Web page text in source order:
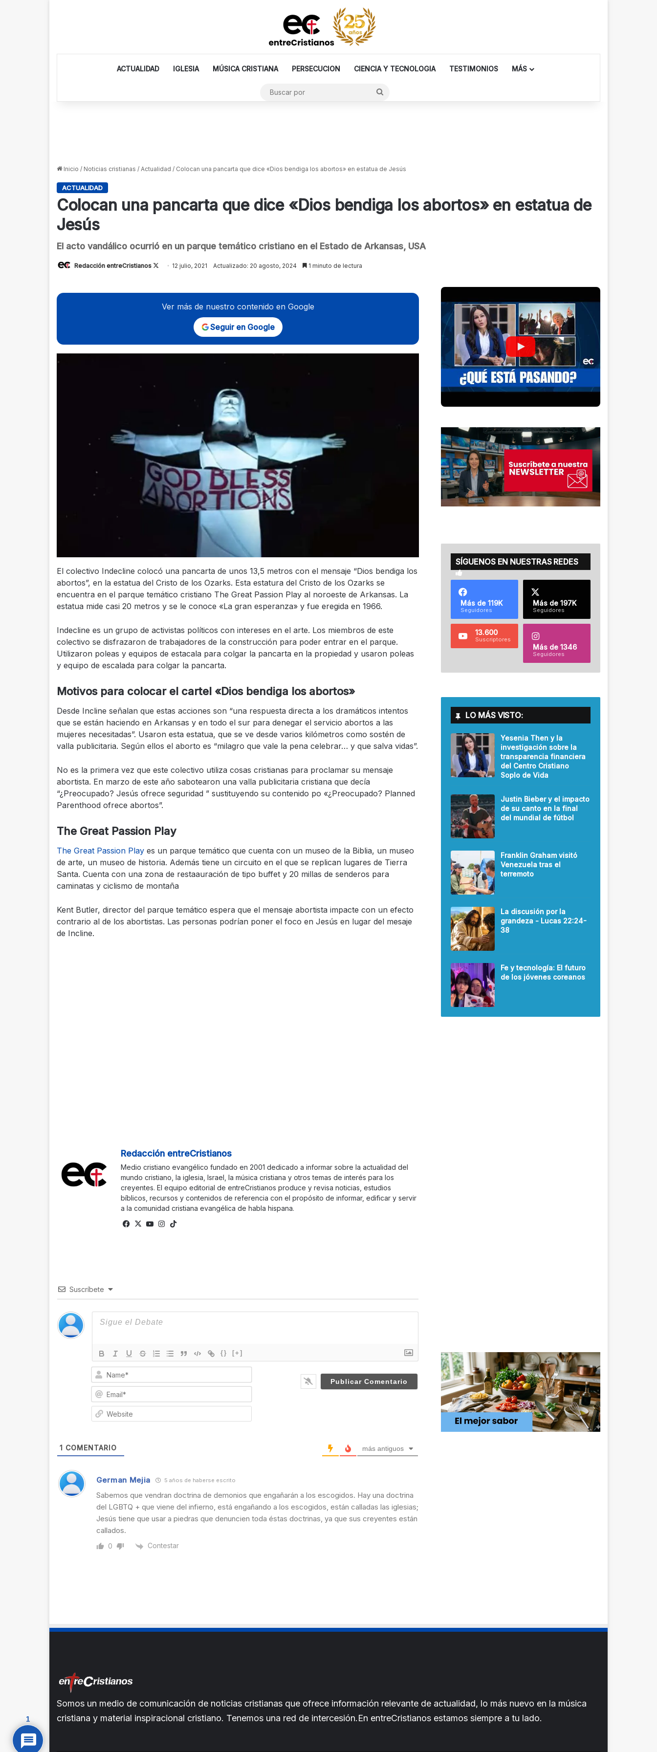
ACTUALIDAD IGLESIA MÚSICA CRISTIANA PERSECUCION CIENCIA Y TECNOLOGIA TESTIMONIOS MÁS
Inicio / Noticias cristianas / Actualidad / Colocan una pancarta que dice «Dios bendiga los abortos» en estatua de Jesús
ACTUALIDAD
Colocan una pancarta que dice «Dios bendiga los abortos» en estatua de
Jesús
El acto vandálico ocurrió en un parque temático cristiano en el Estado de Arkansas, USA
Redacción entreCristianos
Follow12 julio, 2021 Actualizado: 20 agosto, 2024 1 minuto de lectura
Ver más de nuestro contenido en Google
Seguir en Google
El colectivo Indecline colocó una pancarta de unos 13,5 metros con el mensaje “Dios bendiga los
abortos”, en la estatua del Cristo de los Ozarks. Esta estatura del Cristo de los Ozarks se
encuentra en el parque temático cristiano The Great Passion Play al noroeste de Arkansas. La
estatua mide casi 20 metros y se le conoce «La gran esperanza» y fue eregida en 1966.
Indecline es un grupo de activistas políticos con intereses en el arte. Los miembros de este
colectivo se disfrazaron de trabajadores de la construcción para poder entrar en el parque.
Utilizaron poleas y equipos de estacala para colgar la pancarta en la propiedad y usaron poleas
y equipo de escalada para colgar la pancarta.
Motivos para colocar el cartel «Dios bendiga los abortos»
Desde Incline señalan que estas acciones son “una respuesta directa a los dramáticos intentos
que se están haciendo en Arkansas y en todo el sur para denegar el servicio abortos a las
mujeres necesitadas”. Usaron esta estatua, que se ve desde varios kilómetros como sostén de
valla publicitaria. Según ellos el aborto es “milagro que vale la pena celebrar… y que salva vidas”.
No es la primera vez que este colectivo utiliza cosas cristianas para proclamar su mensaje
abortista. En marzo de este año sabotearon una valla publicitaria cristiana que decía
“¿Preocupado? Jesús ofrece seguridad ” sustituyendo su contenido po «¿Preocupado? Planned
Parenthood ofrece abortos”.
The Great Passion Play
The Great Passion Playes un parque temático que cuenta con un museo de la Biblia, un museo
de arte, un museo de historia. Además tiene un circuito en el que se replican lugares de Tierra
Santa. Cuenta con una zona de restaauración de tipo buffet y 20 millas de senderos para
caminatas y ciclismo de montaña
Kent Butler, director del parque temático espera que el mensaje abortista impacte con un efecto
contrario al de los abortistas. Las personas podrían poner el foco en Jesús en lugar del mesaje
de Incline.
Redacción entreCristianos
Medio cristiano evangélico fundado en 2001 dedicado a informar sobre la actualidad del
mundo cristiano, la iglesia, Israel, la música cristiana y otros temas de interés para los
creyentes. El equipo editorial de entreCristianos produce y revisa noticias, estudios
bíblicos, recursos y contenidos de referencia con el propósito de informar, edificar y servir
a la comunidad cristiana evangélica de habla hispana.
Facebook
X YouTubeInstagram
Suscríbete
{} [+]
m
*a
l
1 COMENTARIO más antiguos
German Mejia 5 años de haberse escrito
Sabemos que vendran doctrina de demonios que engañarán a los escogidos. Hay una doctrina
del LGBTQ + que viene del infierno, está engañando a los escogidos, están calladas las iglesias;
Jesús tiene que usar a piedras que denuncien toda éstas doctrinas, ya que sus creyentes están
callados.
0 Contestar
SÍGUENOS EN NUESTRAS REDES
Más de 119K
Seguidores
Más de 197K
Seguidores
13.600
Suscriptores
Más de 1346
Seguidores
LO MÁS VISTO:
Yesenia Then y la
investigación sobre la
transparencia financiera
del Centro Cristiano
Soplo de Vida
Justin Bieber y el impacto
de su canto en la final
del mundial de fútbol
Franklin Graham visitó
Venezuela tras el
terremoto
La discusión por la
grandeza - Lucas 22:24-
38
Fe y tecnología: El futuro
de los jóvenes coreanos
Somos un medio de comunicación de noticias cristianas que ofrece información relevante de actualidad, lo más nuevo en la música
cristiana y material inspiracional cristiano. Tenemos una red de intercesión.En entreCristianos estamos siempre a tu lado.
1